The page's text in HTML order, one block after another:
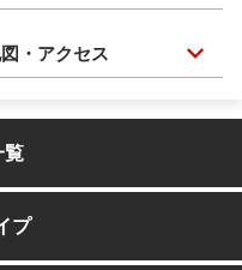
・アクセス
覧
プ